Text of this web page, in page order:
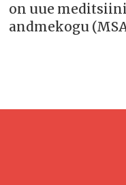
on uue
andmekogu